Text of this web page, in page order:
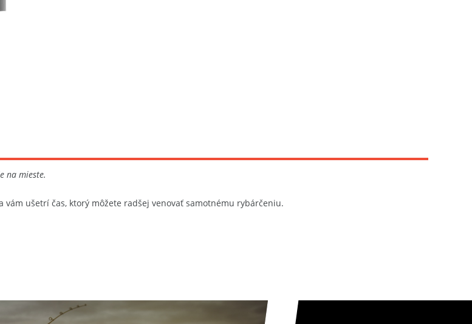
na mieste.
ušetrí čas, ktorý môžete radšej venovať samotnému rybárčeniu.